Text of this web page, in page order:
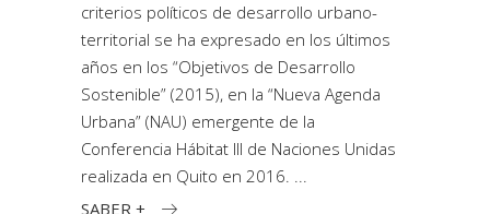
criterios políticos de desarrollo urbano-
territorial se ha expresado en los últimos
años en los “Objetivos de Desarrollo
Sostenible” (2015), en la “Nueva Agenda
Urbana” (NAU) emergente de la
Conferencia Hábitat III de Naciones Unidas
realizada en Quito en 2016.
SABER +